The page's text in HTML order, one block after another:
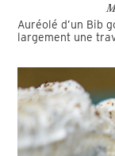
Auréolé d’un Bib
largement une